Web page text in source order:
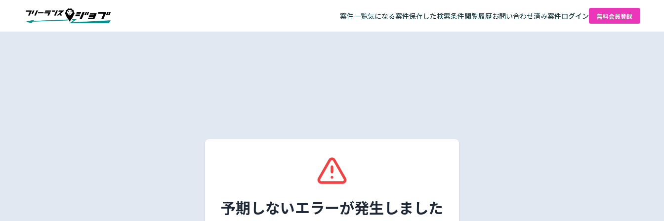
案件一覧気になる案件保存した検索条件閲覧履歴お問い合わせ済み案件ログイン 無料会員登録
予期しないエラーが発生しました